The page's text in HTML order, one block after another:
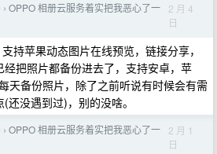
› OPPO 相册云服务着实把我恶心了一
2 月 4
日
持苹果动态图片在线预览，链接分享，
把照片都备份进去了，支持安卓，苹
天备份照片，除了之前听说有时候会有需
没遇到过)，别的没啥。
› OPPO 相册云服务着实把我恶心了一
2 月 1
日